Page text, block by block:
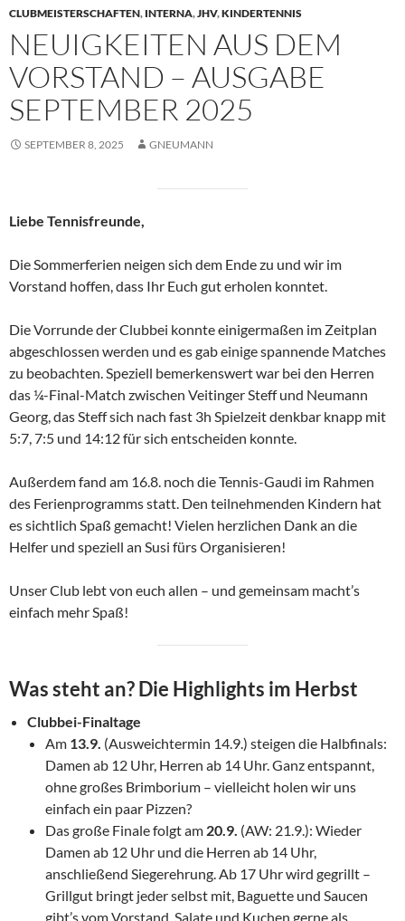
CLUBMEISTERSCHAFTEN, INTERNA,JHV,KINDERTENNIS
NEUIGKEITEN AUS DEM
VORSTAND – AUSGABE
SEPTEMBER 2025
SEPTEMBER 8, 2025 GNEUMANN
Liebe Tennisfreunde,
Die Sommerferien neigen sich dem Ende zu und wir im
Vorstand hoffen, dass Ihr Euch gut erholen konntet.
Die Vorrunde der Clubbei konnte einigermaßen im Zeitplan
abgeschlossen werden und es gab einige spannende Matches
zu beobachten. Speziell bemerkenswert war bei den Herren
das ¼-Final-Match zwischen Veitinger Steff und Neumann
Georg, das Steff sich nach fast 3h Spielzeit denkbar knapp mit
5:7, 7:5 und 14:12 für sich entscheiden konnte.
Außerdem fand am 16.8. noch die Tennis-Gaudi im Rahmen
des Ferienprogramms statt. Den teilnehmenden Kindern hat
es sichtlich Spaß gemacht! Vielen herzlichen Dank an die
Helfer und speziell an Susi fürs Organisieren!
Unser Club lebt von euch allen – und gemeinsam macht’s
einfach mehr Spaß!
Was steht an? Die Highlights im Herbst
Clubbei-Finaltage
Am 13.9. (Ausweichtermin 14.9.) steigen die Halbfinals:
Damen ab 12 Uhr, Herren ab 14 Uhr. Ganz entspannt,
ohne großes Brimborium – vielleicht holen wir uns
einfach ein paar Pizzen?
Das große Finale folgt am 20.9. (AW: 21.9.): Wieder
Damen ab 12 Uhr und die Herren ab 14 Uhr,
anschließend Siegerehrung. Ab 17 Uhr wird gegrillt –
Grillgut bringt jeder selbst mit, Baguette und Saucen
gibt’s vom Vorstand, Salate und Kuchen gerne als